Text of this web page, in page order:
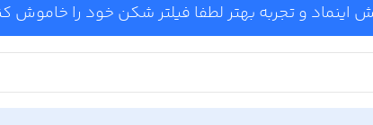
اینماد و تجربه بهتر لطفا فیلتر شکن خود را خاموش